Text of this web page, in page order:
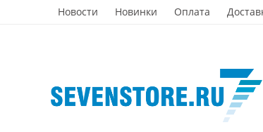
Новости Новинки Оплата